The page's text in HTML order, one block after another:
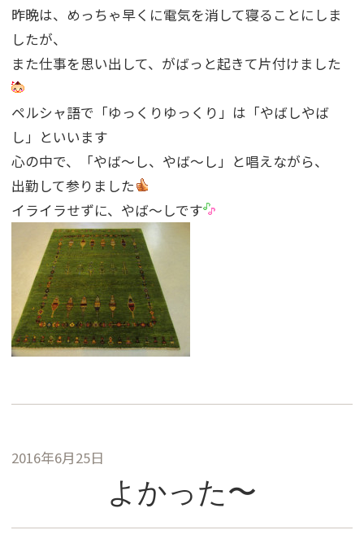
昨晩は、めっちゃ早くに電気を消して寝ることにしま
したが、
また仕事を思い出して、がばっと起きて片付けました
ペルシャ語で「ゆっくりゆっくり」は「やばしやば
し」といいます
心の中で、「やば〜し、やば〜し」と唱えながら、
出勤して参りました
イライラせずに、やば〜しです
2016年6月25日
よかった〜